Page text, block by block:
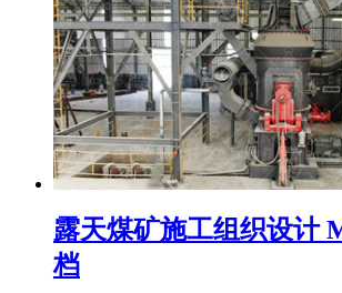
露天煤矿施工组织设计
档